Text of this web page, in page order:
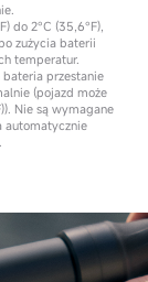
do 2°C (35,6°F),
zużycia baterii
temperatur.
bateria przestanie
(pojazd może
Nie są wymagane
automatycznie